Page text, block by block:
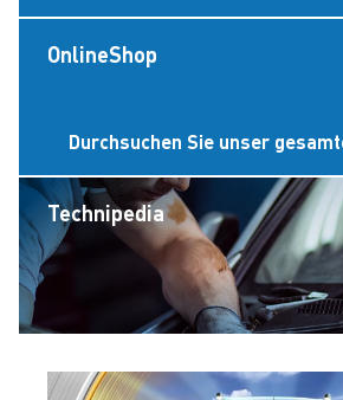
OnlineShop
Durchsuchen Sie unser
Technipedia